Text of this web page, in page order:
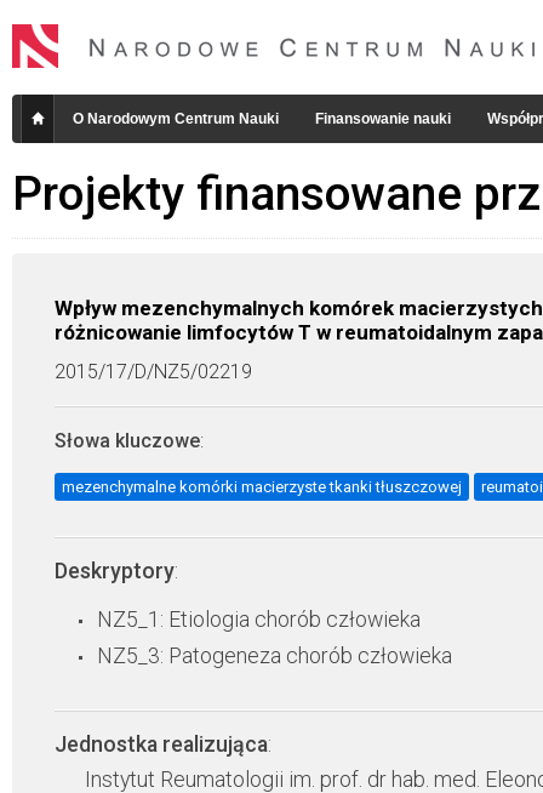
O Narodowym Centrum Nauki Finansowanie nauki
Projekty finansowane
Wpływ mezenchymalnych komórek
różnicowanie limfocytów T w reumatoidalnym
2015/17/D/NZ5/02219
Słowa kluczowe:
mezenchymalne komórki macierzyste tkanki tłuszczowej
Deskryptory:
NZ5_1: Etiologia chorób człowieka
NZ5_3: Patogeneza chorób człowieka
Jednostka realizująca:
Instytut Reumatologii im. prof. dr hab. med.